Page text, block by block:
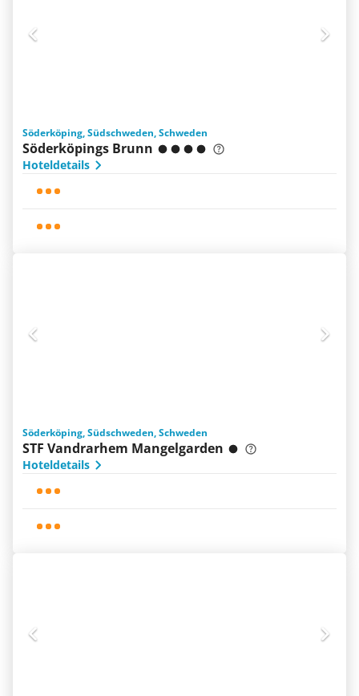
Söderköping, Südschweden, Schweden
Söderköpings Brunn
Hoteldetails
Söderköping, Südschweden, Schweden
STF Vandrarhem Mangelgarden
Hoteldetails